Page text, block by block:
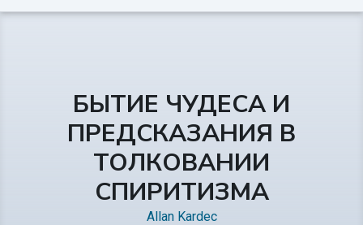
БЫТИЕ ЧУДЕСА И
ПРЕДСКАЗАНИЯ В
ТОЛКОВАНИИ
СПИРИТИЗМА
Allan Kardec